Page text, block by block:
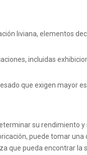
liviana, elementos
incluidas
que exigen mayor
su rendimiento
puede tomar
que pueda encontrar la